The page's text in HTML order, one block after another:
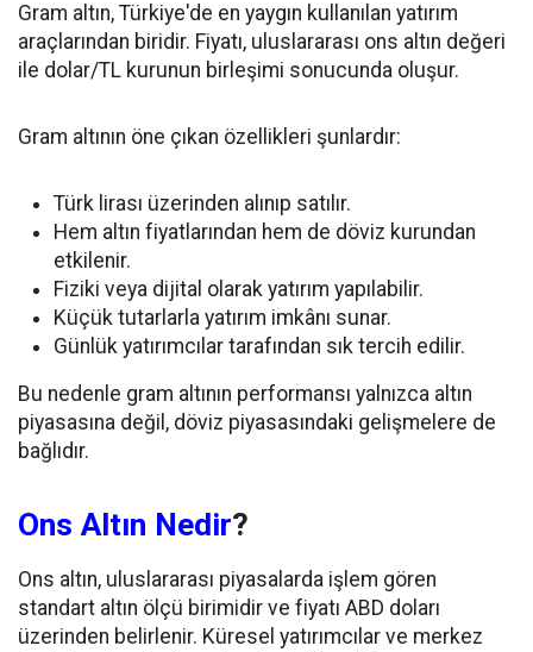
Gram altın, Türkiye'de en yaygın kullanılan yatırım
araçlarından biridir. Fiyatı, uluslararası ons altın değeri
ile dolar/TL kurunun birleşimi sonucunda oluşur.
Gram altının öne çıkan özellikleri şunlardır:
Türk lirası üzerinden alınıp satılır.
Hem altın fiyatlarından hem de döviz kurundan
etkilenir.
Fiziki veya dijital olarak yatırım yapılabilir.
Küçük tutarlarla yatırım imkânı sunar.
Günlük yatırımcılar tarafından sık tercih edilir.
Bu nedenle gram altının performansı yalnızca altın
piyasasına değil, döviz piyasasındaki gelişmelere de
bağlıdır.
Ons Altın Nedir?
Ons altın, uluslararası piyasalarda işlem gören
standart altın ölçü birimidir ve fiyatı ABD doları
üzerinden belirlenir. Küresel yatırımcılar ve merkez